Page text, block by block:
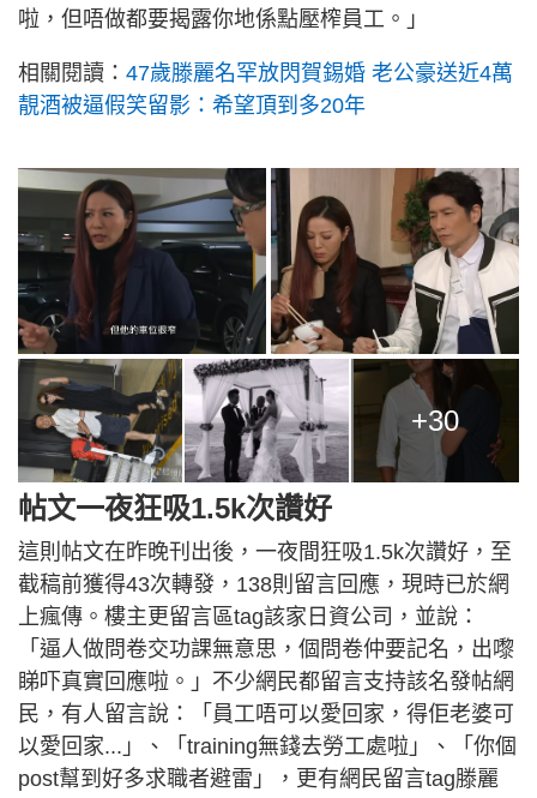
啦，但唔做都要揭露你地係點壓榨員工。」
相關閱讀： 47歲滕麗名罕放閃賀錫婚 老公豪送近4萬
靚酒被逼假笑留影：希望頂到多20年
+30
帖文一夜狂吸1.5k次讚好
這則帖文在昨晚刊出後，一夜間狂吸1.5k次讚好，至
截稿前獲得43次轉發，138則留言回應，現時已於網
上瘋傳。樓主更留言區tag該家日資公司，並說：
「逼人做問卷交功課無意思，個問卷仲要記名，出嚟
睇吓真實回應啦。」不少網民都留言支持該名發帖網
民，有人留言說：「員工唔可以愛回家，得佢老婆可
以愛回家...」、「training無錢去勞工處啦」、「你個
post幫到好多求職者避雷」，更有網民留言tag滕麗